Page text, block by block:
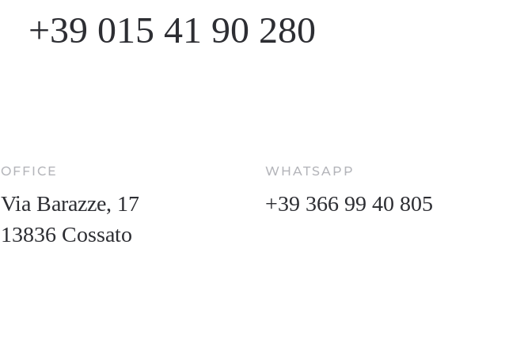
+39 015 41 90 280
OFFICE
Via Barazze, 17
13836 Cossato
WHATSAPP
+39 366 99 40 805